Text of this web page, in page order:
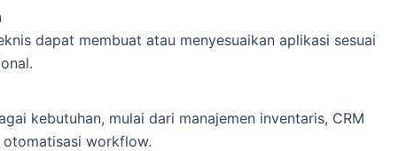
dapat membuat atau menyesuaikan aplikasi sesuai
kebutuhan, mulai dari manajemen inventaris, CRM
otomatisasi workflow.